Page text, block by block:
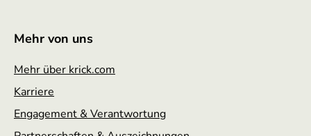
Mehr von uns
Mehr über krick.com
Karriere
Engagement & Verantwortung